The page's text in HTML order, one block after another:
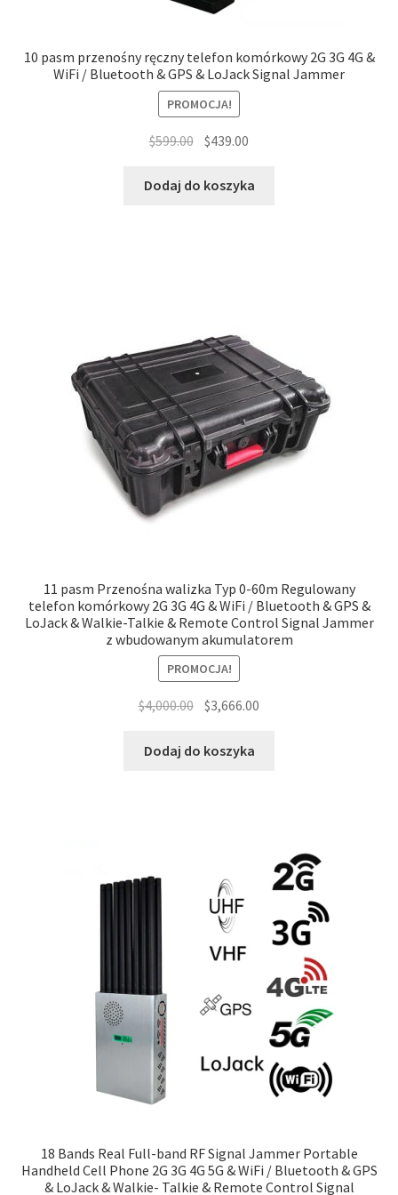
10 pasm przenośny ręczny telefon komórkowy 2G 3G 4G &
WiFi / Bluetooth & GPS & LoJack Signal Jammer
PROMOCJA!
$599.00 Pierwotna
wynosiła:
$439.00
wynosi:
Dodaj do koszyka
11 pasm Przenośna walizka Typ 0-60m Regulowany
telefon komórkowy 2G 3G 4G & WiFi / Bluetooth & GPS &
LoJack & Walkie-Talkie & Remote Control Signal Jammer
z wbudowanym akumulatorem
PROMOCJA!
$4,000.00 Pierwotna
wynosiła:
$3,666.00
Dodaj do koszyka
18 Bands Real Full-band RF Signal Jammer Portable
Handheld Cell Phone 2G 3G 4G 5G & WiFi / Bluetooth & GPS
& LoJack & Walkie- Talkie & Remote Control Signal